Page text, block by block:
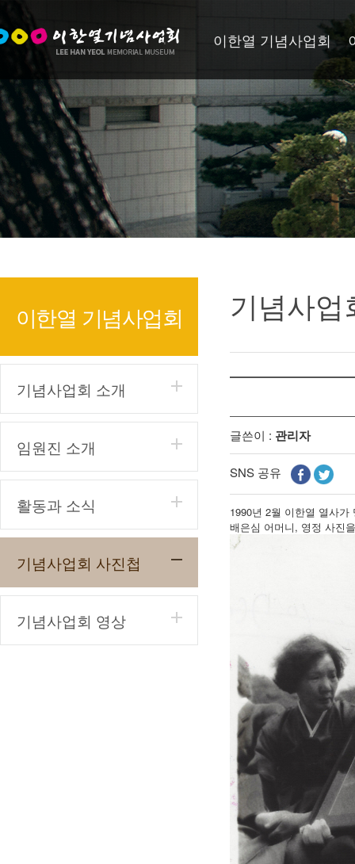
이한열 기념사업회
이한열 기념사업회
기념사업회 소개
임원진 소개
활동과 소식
기념사업회 사진첩
기념사업회 영상
기념사업
글쓴이 : 관리자
SNS 공유
1990년 2월 이한열 열사
배은심 어머니, 영정 사진